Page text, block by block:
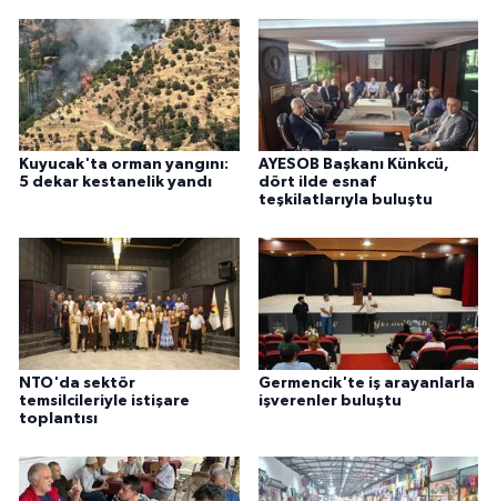
Kuyucak'ta orman yangını:
5 dekar kestanelik yandı
AYESOB Başkanı Künkcü,
dört ilde esnaf
teşkilatlarıyla buluştu
NTO'da sektör
temsilcileriyle istişare
toplantısı
Germencik'te iş arayanlarla
işverenler buluştu